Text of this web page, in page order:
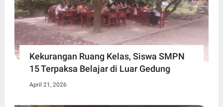
Kekurangan Ruang Kelas, Siswa SMPN
15 Terpaksa Belajar di Luar Gedung ​
April 21, 2026